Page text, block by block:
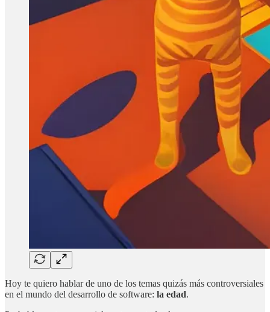
Hoy te quiero hablar de uno de los temas quizás más controversiales
en el mundo del desarrollo de software: la edad.